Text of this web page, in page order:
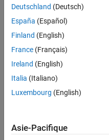
Accommodations
Deutschland (Deutsch)
España (Español)
Finland (English)
France (Français)
Ireland (English)
Italia (Italiano)
Luxembourg (English)
Asie-Pacifique